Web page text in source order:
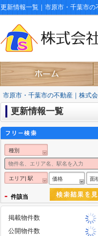
更新情報一覧｜市原市・千葉市
市原市・千葉市の不動産｜株式
更新情報一覧
種別
エリア| 駅 価格 面
- 件該当
掲載物件数
公開物件数